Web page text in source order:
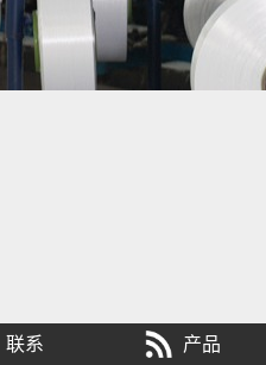
联系 产品